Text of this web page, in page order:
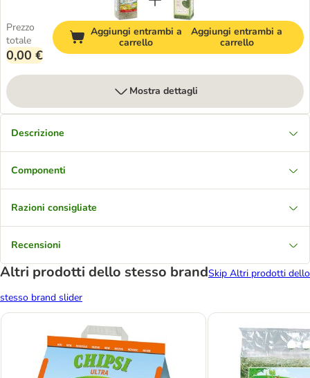
Prezzo
totale
0,00 €
Aggiungi entrambi a
carrello
Aggiungi entrambi a
carrello
Mostra dettagli
Descrizione
Componenti
Razioni consigliate
Recensioni
Altri prodotti dello stesso brandSkip Altri prodotti dello
stesso brand slider